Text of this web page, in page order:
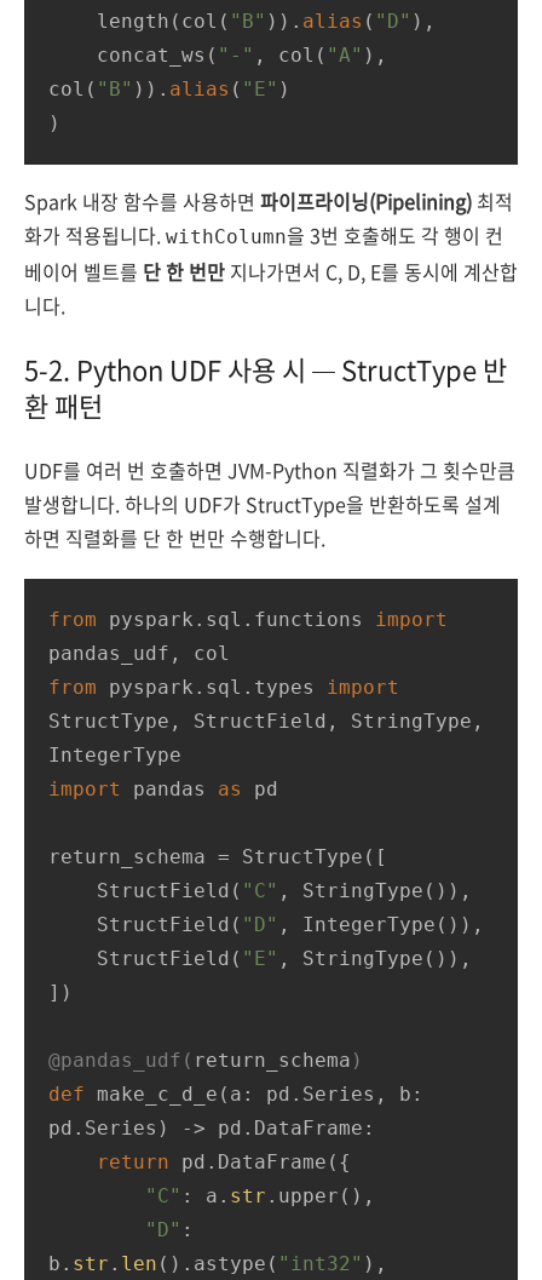
    length(col(
"B" )). alias ( "D" ),
    concat_ws(
"-" , col( "A" ),
col( "B" )). alias ( "E" )
)
Spark 내장 함수를 사용하면 파이프라이닝(Pipelining) 최적
화가 적용됩니다. withColumn을 3번 호출해도 각 행이 컨
베이어 벨트를 단 한 번만 지나가면서 C, D, E를 동시에 계산합
니다.
5-2. Python UDF 사용 시 — StructType 반
환 패턴
UDF를 여러 번 호출하면 JVM-Python 직렬화가 그 횟수만큼
발생합니다. 하나의 UDF가 StructType을 반환하도록 설계
하면 직렬화를 단 한 번만 수행합니다.
from pyspark.sql.functions import
from pyspark.sql.types import
StructType, StructField, StringType,
import
pandas as pd
return_schema = StructType([
    StructField(
"C" , StringType()),
    StructField(
"D" , IntegerType()),
    StructField(
"E" , StringType()),
])
@pandas_udf( return_schema )
def
make_c_d_e ( a: pd.Series, b:
pd.Series ) -> pd.DataFrame:
return pd.DataFrame({
"C" : a. str .upper(),
"D" :
b. str . len ().astype( "int32" ),